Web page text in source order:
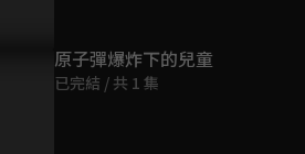
原子彈爆炸下的兒童
已完結 / 共 1 集